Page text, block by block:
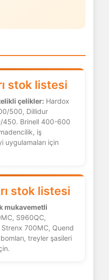
stok listesi
çelikler: Hardox
500, Dillidur
Brinell 400-600
iş
uygulamaları için
stok listesi
mukavemetli
S960QC,
700MC, Quend
treyler şasileri